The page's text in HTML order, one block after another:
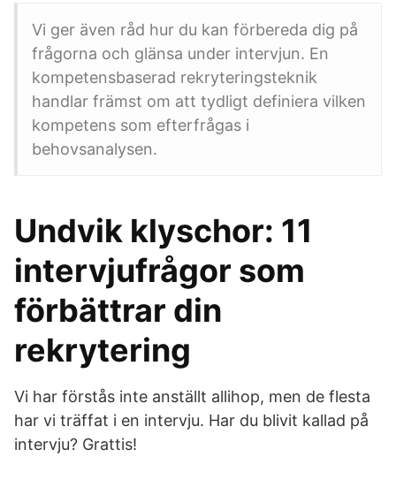
Vi ger även råd hur du kan förbereda dig på
frågorna och glänsa under intervjun. En
kompetensbaserad rekryteringsteknik
handlar främst om att tydligt definiera vilken
kompetens som efterfrågas i
behovsanalysen.
Undvik klyschor: 11
intervjufrågor som
förbättrar din
rekrytering
Vi har förstås inte anställt allihop, men de flesta
har vi träffat i en intervju. Har du blivit kallad på
intervju? Grattis!